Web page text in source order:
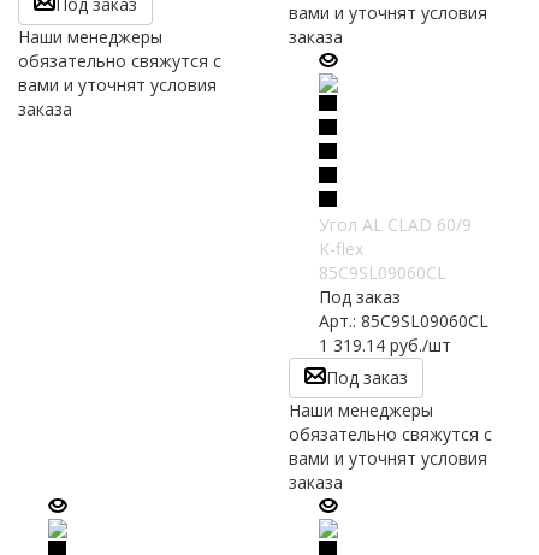
Наши менеджеры
обязательно свяжутся с
вами и уточнят условия
заказа
вами и уточнят условия
заказа
Угол AL CLAD 60/9
K-flex
85C9SL09060CL
Под заказ
Арт.: 85C9SL09060CL
1 319.14руб./шт
Под заказ
Наши менеджеры
обязательно свяжутся с
вами и уточнят условия
заказа